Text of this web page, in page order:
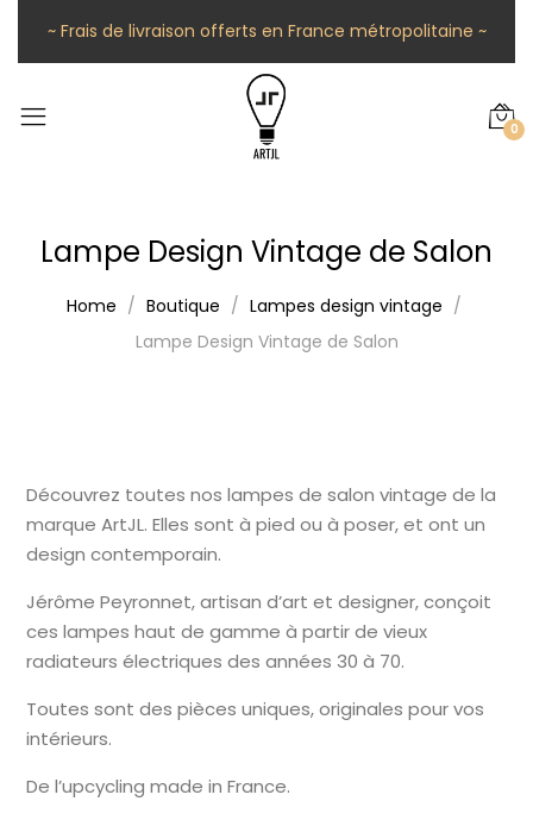
~ Frais de livraison offerts en France métropolitaine ~
0
Lampe Design Vintage de Salon
Home Boutique
Lampes design vintage
Lampe Design Vintage de Salon
Découvrez toutes nos lampes de salon vintage de la
marque ArtJL. Elles sont à pied ou à poser, et ont un
design contemporain.
Jérôme Peyronnet, artisan d’art et designer, conçoit
ces lampes haut de gamme à partir de vieux
radiateurs électriques des années 30 à 70.
Toutes sont des pièces uniques, originales pour vos
intérieurs.
De l’upcycling made in France.